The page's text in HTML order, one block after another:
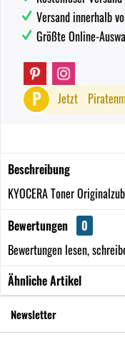
Versand innerhalb
Größte Online-
P Jetzt
Beschreibung
KYOCERA Toner
Bewertungen
0
Bewertungen lesen,
Ähnliche Artikel
Newsletter